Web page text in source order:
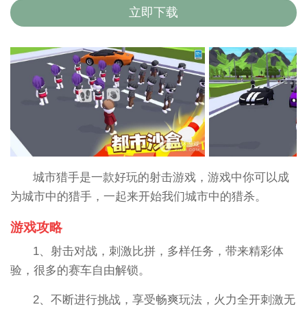
立即下载
城市猎手是一款好玩的射击游戏，游戏中你可以成
为城市中的猎手，一起来开始我们城市中的猎杀。
游戏攻略
1、射击对战，刺激比拼，多样任务，带来精彩体
验，很多的赛车自由解锁。
2、不断进行挑战，享受畅爽玩法，火力全开刺激无